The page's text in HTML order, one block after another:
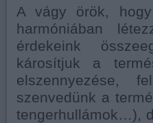
A vágy örök,
harmóniában
érdekeink
károsítjuk a
elszennyezése,
szenvedünk a
tengerhullámok…),